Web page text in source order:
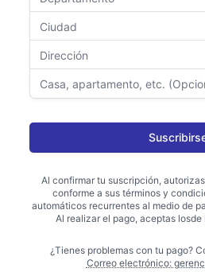
Al confirmar tu suscripción,
conforme a sus términos y
automáticos recurrentes al medio de
Al realizar el pago, aceptas losde
¿Tienes problemas con tu pago?
Correo electrónico: